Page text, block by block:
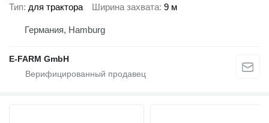
Тип для трактора Ширина захвата 9 м
Германия, Hamburg
E-FARM GmbH